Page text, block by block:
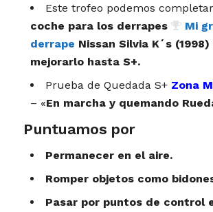
Este trofeo podemos
coche para los derrapes
Mi
derrape Nissan Silvia K´s (1998)
mejorarlo hasta S+.
Prueba de Quedada S+ Zona
– «En marcha y quemando
Puntuamos por
Permanecer en el aire.
Romper objetos como
Pasar por puntos de control